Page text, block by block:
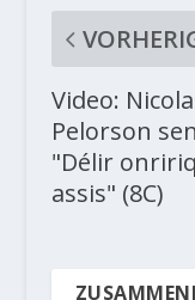
Video:
Pelorson
"Délir
assis" (8C)